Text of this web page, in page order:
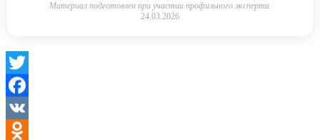
Материал подготовлен при участии профильного эксперта.
24.03.2026
Twitter
Facebook
VK